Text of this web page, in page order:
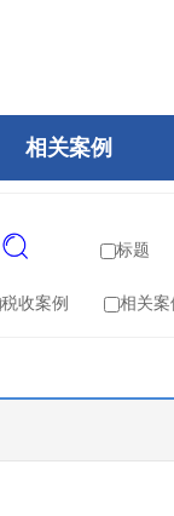
相关案例
标题
税收案例 相关案